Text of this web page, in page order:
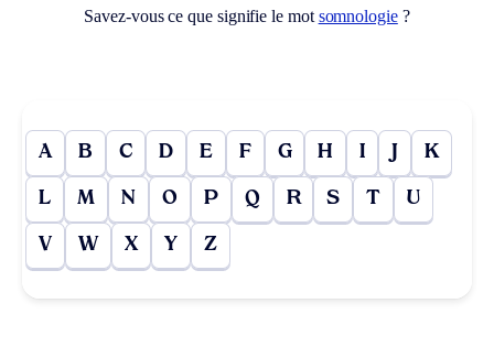
Savez-vous ce que signifie le mot somnologie?
A B C D E F G H I J K
L M N O P Q R S T U
V W X Y Z